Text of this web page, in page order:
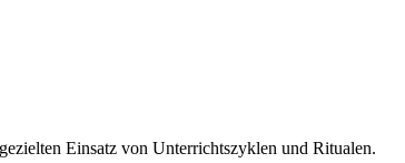
Einsatz von Unterrichtszyklen und Ritualen.